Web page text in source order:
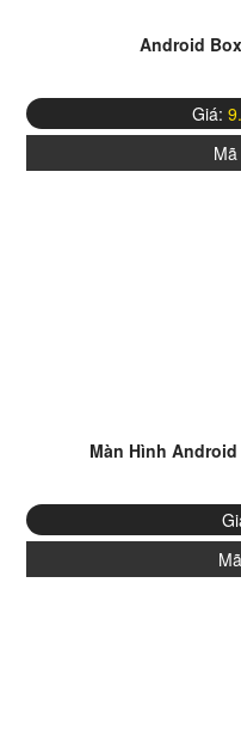
Android
Giá:
Màn Hình Android